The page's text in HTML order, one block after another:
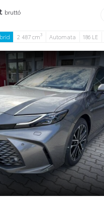
bruttó
2 487 cm3 Automata 186 LE